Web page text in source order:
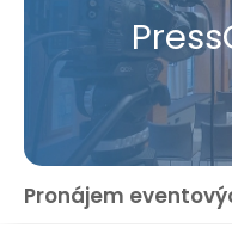
Pronájem